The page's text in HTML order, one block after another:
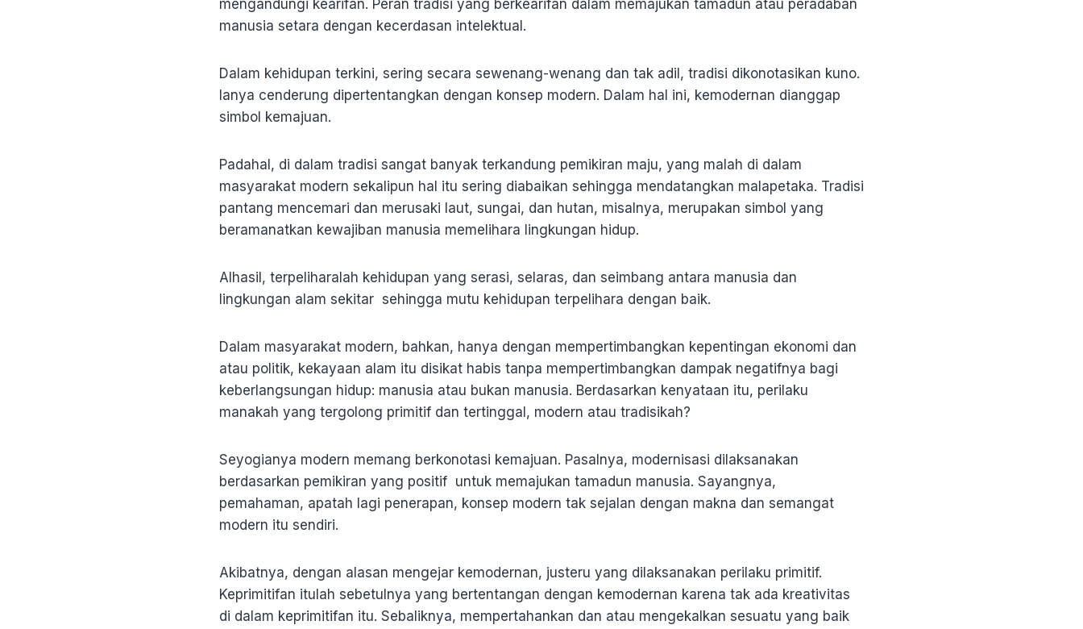
mengandungi kearifan. Peran tradisi yang berkearifan dalam memajukan tamadun atau peradaban
manusia setara dengan kecerdasan intelektual.
Dalam kehidupan terkini, sering secara sewenang-wenang dan tak adil, tradisi dikonotasikan kuno.
Ianya cenderung dipertentangkan dengan konsep modern. Dalam hal ini, kemodernan dianggap
simbol kemajuan.
Padahal, di dalam tradisi sangat banyak terkandung pemikiran maju, yang malah di dalam
masyarakat modern sekalipun hal itu sering diabaikan sehingga mendatangkan malapetaka. Tradisi
pantang mencemari dan merusaki laut, sungai, dan hutan, misalnya, merupakan simbol yang
beramanatkan kewajiban manusia memelihara lingkungan hidup.
Alhasil, terpeliharalah kehidupan yang serasi, selaras, dan seimbang antara manusia dan
lingkungan alam sekitar sehingga mutu kehidupan terpelihara dengan baik.
Dalam masyarakat modern, bahkan, hanya dengan mempertimbangkan kepentingan ekonomi dan
atau politik, kekayaan alam itu disikat habis tanpa mempertimbangkan dampak negatifnya bagi
keberlangsungan hidup: manusia atau bukan manusia. Berdasarkan kenyataan itu, perilaku
manakah yang tergolong primitif dan tertinggal, modern atau tradisikah?
Seyogianya modern memang berkonotasi kemajuan. Pasalnya, modernisasi dilaksanakan
berdasarkan pemikiran yang positif untuk memajukan tamadun manusia. Sayangnya,
pemahaman, apatah lagi penerapan, konsep modern tak sejalan dengan makna dan semangat
modern itu sendiri.
Akibatnya, dengan alasan mengejar kemodernan, justeru yang dilaksanakan perilaku primitif.
Keprimitifan itulah sebetulnya yang bertentangan dengan kemodernan karena tak ada kreativitas
di dalam keprimitifan itu. Sebaliknya, mempertahankan dan atau mengekalkan sesuatu yang baik